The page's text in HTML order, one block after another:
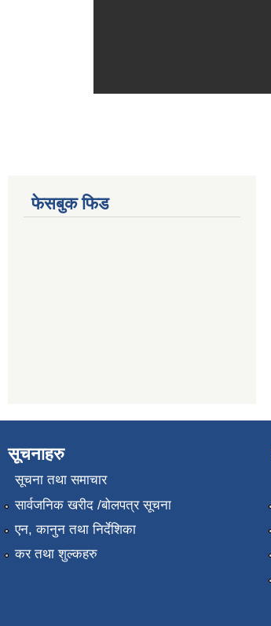
फेसबुक फिड
सूचनाहरु
सूचना तथा समाचार
सार्वजनिक खरीद /बोलपत्र सूचना
एन, कानुन तथा निर्देशिका
कर तथा शुल्कहरु